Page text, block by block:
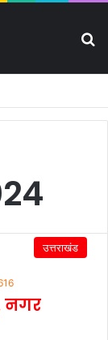
उत्तराखंड
नगर